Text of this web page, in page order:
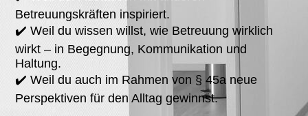
Betreuungskräften inspiriert.
✔️ Weil du wissen willst, wie Betreuung wirklich
wirkt – in Begegnung, Kommunikation und
Haltung.
✔️ Weil du auch im Rahmen von § 45a neue
Perspektiven für den Alltag gewinnst.